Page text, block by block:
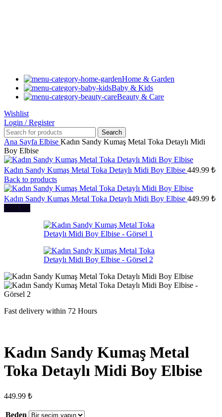
Home & Garden
Baby & Kids
Beauty & Care
Wishlist
Login / Register
Search
Ana Sayfa Elbise Kadın Sandy Kumaş Metal Toka Detaylı Midi
Boy Elbise
Kadın Sandy Kumaş Metal Toka Detaylı Midi Boy Elbise 449.99 ₺
Back to products
Kadın Sandy Kumaş Metal Toka Detaylı Midi Boy Elbise 449.99 ₺
Sold out
Fast delivery within 72 Hours
Kadın Sandy Kumaş Metal
Toka Detaylı Midi Boy Elbise
449.99 ₺
Beden